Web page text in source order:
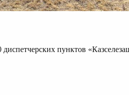
диспетчерских пунктов